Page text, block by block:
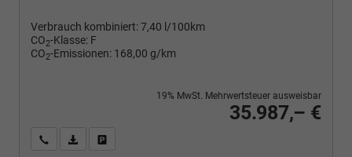
Verbrauch kombiniert:7,40 l/100km
CO2-Klasse: F
CO2-Emissionen: 168,00 g/km
35.987,– €
19% MwSt. Mehrwertsteuer ausweisbar
Wir rufen Sie anPDF-Fahrzeugexposé drucken